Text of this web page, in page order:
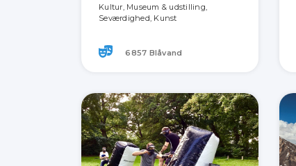
Kultur, Museum & udstilling,
Seværdighed, Kunst
6857 Blåvand